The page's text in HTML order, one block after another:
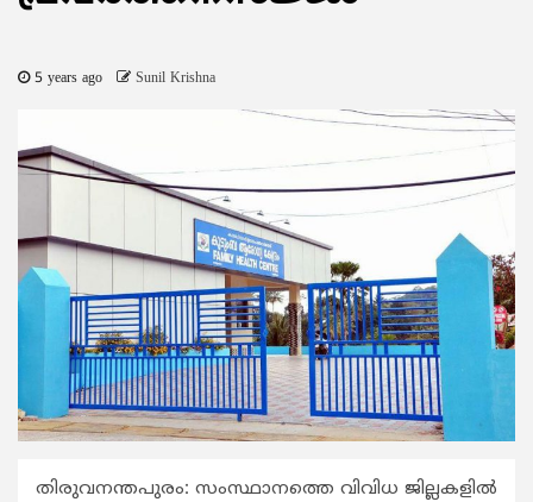
5 years ago Sunil Krishna
തിരുവനന്തപുരം: സംസ്ഥാനത്തെ വിവിധ ജില്ലകളില്‍